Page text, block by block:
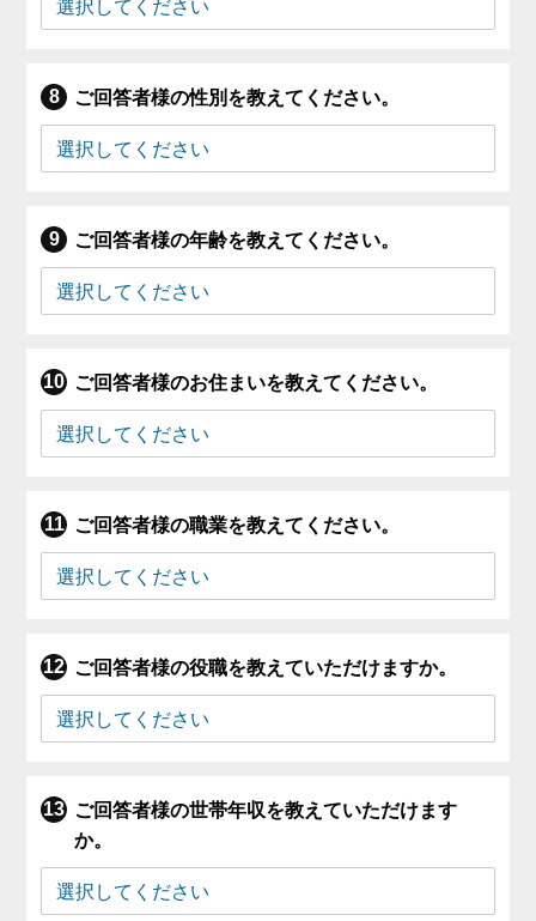
ご回答者様の性別を教えてください。
ご回答者様の年齢を教えてください。
ご回答者様のお住まいを教えてください。
ご回答者様の職業を教えてください。
ご回答者様の役職を教えていただけますか。
ご回答者様の世帯年収を教えていただけます
か。